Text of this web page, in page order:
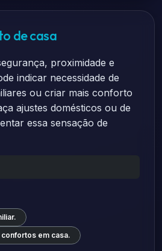
de casa
proximidade e
indicar necessidade de
ou criar mais conforto
ajustes domésticos ou de
essa sensação de
em casa.